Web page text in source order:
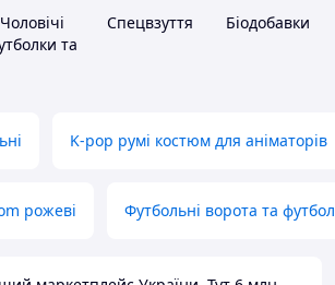
Чоловічі
та
Спецвзуття Біодобавки
K-pop румі костюм для аніматорів
рожеві Футбольні ворота та